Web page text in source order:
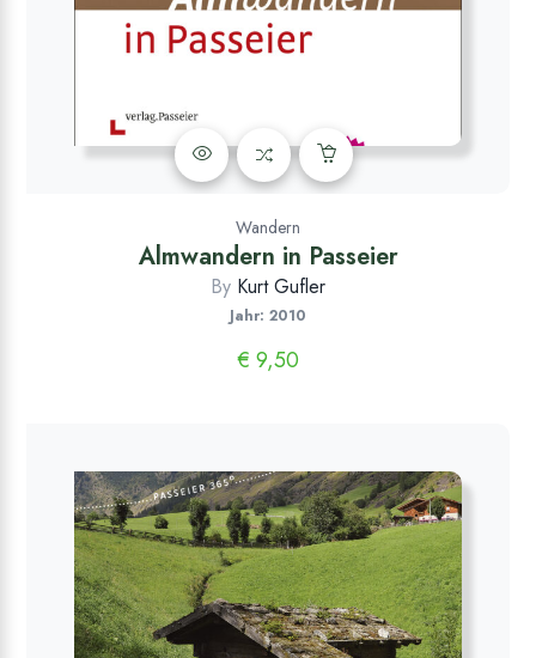
Wandern
Almwandern in Passeier
By Kurt Gufler
Jahr: 2010
€ 9,50